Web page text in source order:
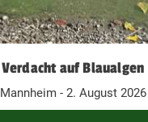
Verdacht auf Blaualgen
Mannheim - 2. August 2026